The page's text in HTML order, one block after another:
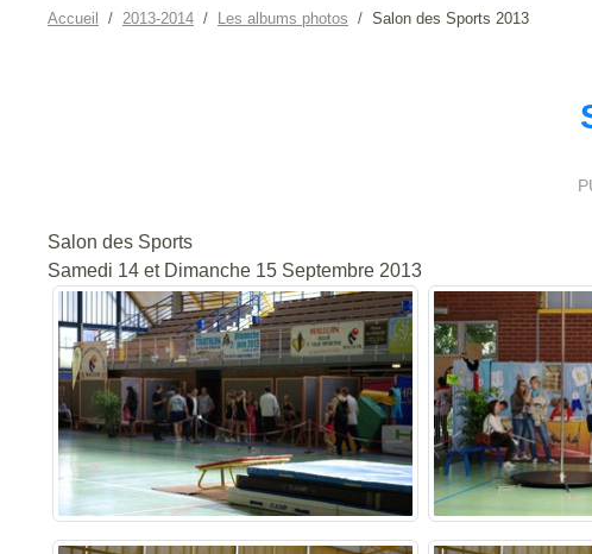
Accueil 2013-2014 Les albums photos Salon des Sports 2013
Salon des Sports
Samedi 14 et Dimanche 15 Septembre 2013